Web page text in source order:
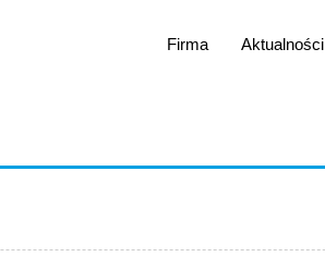
Firma Aktualności